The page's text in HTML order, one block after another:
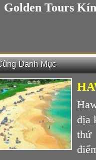
Golden Tours
Danh Mục
địa
thứ